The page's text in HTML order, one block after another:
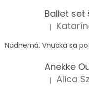
Hodnotenie
|
Nádherná. Vnučka sa
Anekke
Hodnotenie
| Alica